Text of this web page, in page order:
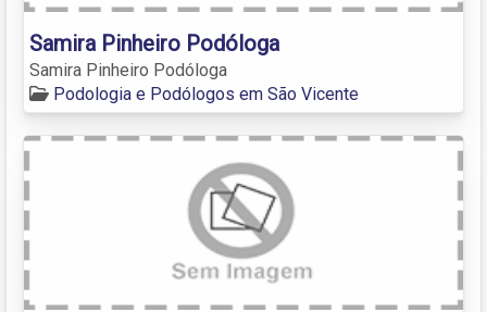
Samira Pinheiro Podóloga
Samira Pinheiro Podóloga
Podologia e Podólogos em São Vicente